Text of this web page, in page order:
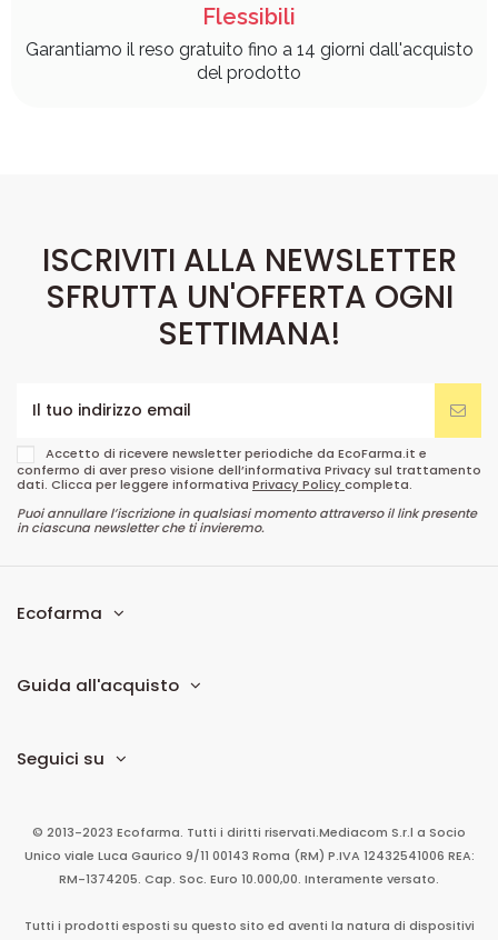
Flessibili
Garantiamo il reso gratuito fino a 14 giorni dall'acquisto
del prodotto
ISCRIVITI ALLA NEWSLETTER
SFRUTTA UN'OFFERTA OGNI
SETTIMANA!
Accetto di ricevere newsletter periodiche da EcoFarma.it e
confermo di aver preso visione dell’informativa Privacy sul trattamento
dati. Clicca per leggere informativa Privacy Policycompleta.
Puoi annullare l’iscrizione in qualsiasi momento attraverso il link presente
in ciascuna newsletter che ti invieremo.
Ecofarma
Guida all'acquisto
Seguici su
© 2013-2023 Ecofarma. Tutti i diritti riservati.Mediacom S.r.l a Socio
Unico viale Luca Gaurico 9/11 00143 Roma (RM) P.IVA 12432541006 REA:
RM-1374205. Cap. Soc. Euro 10.000,00. Interamente versato.
Tutti i prodotti esposti su questo sito ed aventi la natura di dispositivi